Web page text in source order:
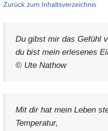
Zurück zum Inhaltsverzeichnis
Du gibst mir das Gefühl
du bist mein erlesenes
© Ute Nathow
Mit dir hat mein Leben
Temperatur,